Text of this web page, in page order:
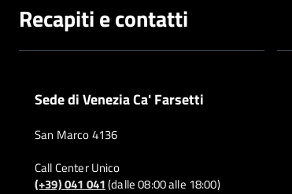
Recapiti e contatti
Sede di Venezia Ca' Farsetti
San Marco 4136
Call Center Unico
(+39) 041 041(dalle 08:00 alle 18:00)